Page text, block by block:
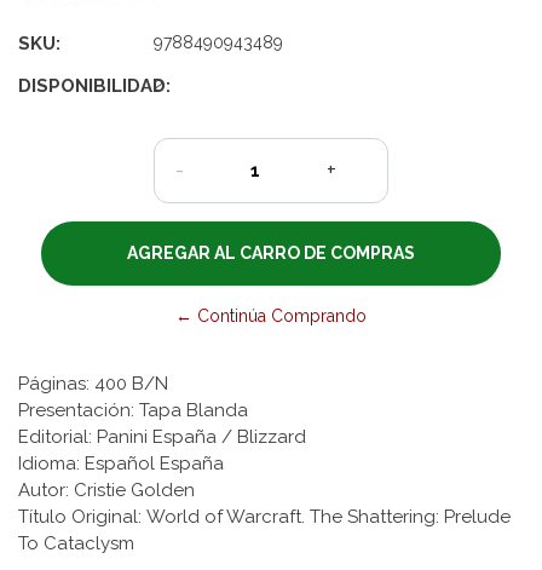
SKU: 9788490943489
DISPONIBILIDAD:
2
- +
← Continúa Comprando
Páginas: 400 B/N
Presentación: Tapa Blanda
Editorial: Panini España / Blizzard
Idioma: Español España
Autor: Cristie Golden
Título Original: World of Warcraft. The Shattering: Prelude
To Cataclysm